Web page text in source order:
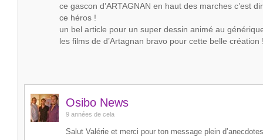
ce gascon d’ARTAGNAN en haut des marches c’est
ce héros !
un bel article pour un super dessin animé au
les films de d’Artagnan bravo pour cette belle création
Osibo News
9 années de cela
Salut Valérie et merci pour ton message plein